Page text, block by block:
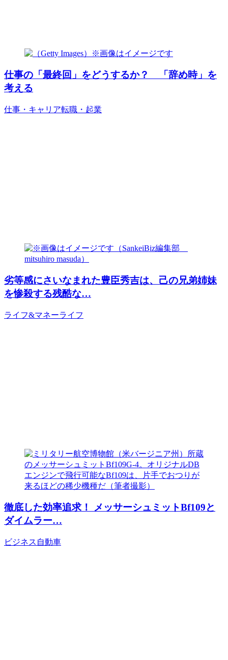
仕事の「最終回」をどうするか？ 「辞め時」を
考える
仕事・キャリア転職・起業
劣等感にさいなまれた豊臣秀吉は、己の兄弟姉妹
を惨殺する残酷な…
ライフ&マネーライフ
徹底した効率追求！ メッサーシュミットBf109と
ダイムラー…
ビジネス 自動車